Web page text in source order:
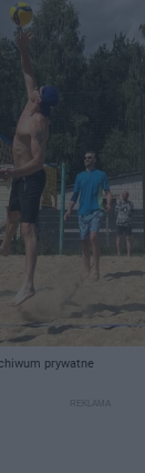
prywatne